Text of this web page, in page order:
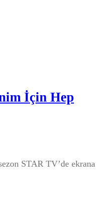
İçin Hep
STAR TV’de ekrana